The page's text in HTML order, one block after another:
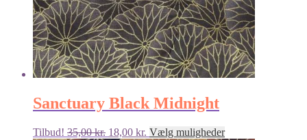
Sanctuary Black Midnight
Tilbud! 35,00kr. Den
18,00 kr. Den
Vælg mulighederDette